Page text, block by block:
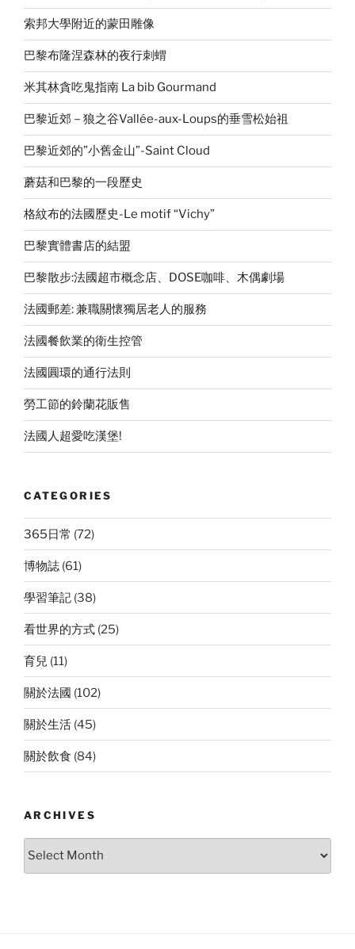
索邦大學附近的蒙田雕像
巴黎布隆涅森林的夜行刺蝟
米其林貪吃鬼指南 La bib Gourmand
巴黎近郊－狼之谷Vallée-aux-Loups的垂雪松始祖
巴黎近郊的”小舊金山”-Saint Cloud
蘑菇和巴黎的一段歷史
格紋布的法國歷史-Le motif “Vichy”
巴黎實體書店的結盟
巴黎散步:法國超市概念店、DOSE咖啡、木偶劇場
法國郵差: 兼職關懷獨居老人的服務
法國餐飲業的衛生控管
法國圓環的通行法則
勞工節的鈴蘭花販售
法國人超愛吃漢堡!
CATEGORIES
365日常 (72)
博物誌 (61)
學習筆記 (38)
看世界的方式 (25)
育兒 (11)
關於法國 (102)
關於生活 (45)
關於飲食 (84)
ARCHIVES